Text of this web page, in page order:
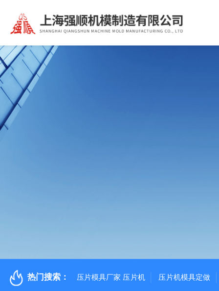
热门搜索： 压片模具厂家 压片机 压片机模具定做